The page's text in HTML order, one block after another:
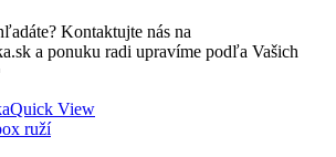
Kontaktujte nás na
a ponuku radi upravíme podľa Vašich
Quick View